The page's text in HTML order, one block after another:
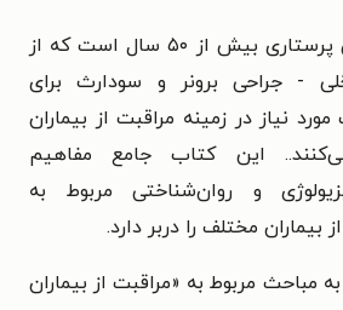
مدرسان و دانشجویان پرستاری بیش از ۵۰ سال است که از
- جراحی برونر و سودارث برای
نیاز در زمینه مراقبت از بیماران
این کتاب جامع مفاهیم
و روان‌شناختی مربوط به
بیماران مختلف را دربر دارد.
مباحث مربوط به «مراقبت از بیماران